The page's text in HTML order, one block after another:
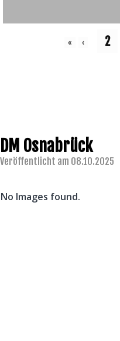
« ‹
DM Osnabrück
Veröffentlicht am 08.10.2025
No Images found.